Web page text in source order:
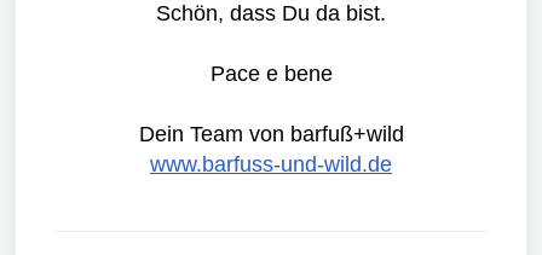
Schön, dass Du da bist.
Pace e bene
Dein Team von barfuß+wild
www.barfuss-und-wild.de